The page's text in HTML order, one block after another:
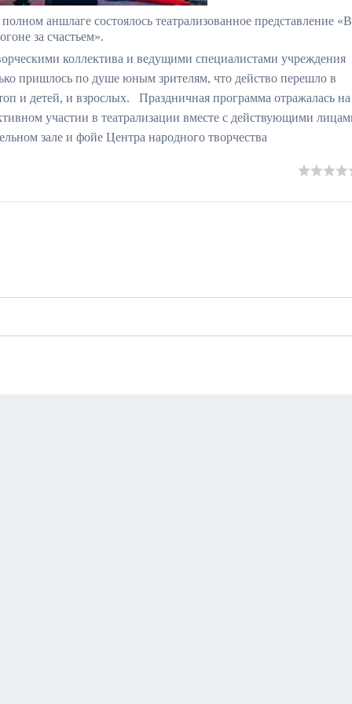
аншлаге состоялось театрализованное представление «В
за счастьем».
коллектива и ведущими специалистами учреждения
пришлось по душе юным зрителям, что действо перешло в
и детей, и взрослых. Праздничная программа отражалась на
участии в театрализации вместе с действующими
зале и фойе Центра народного творчества